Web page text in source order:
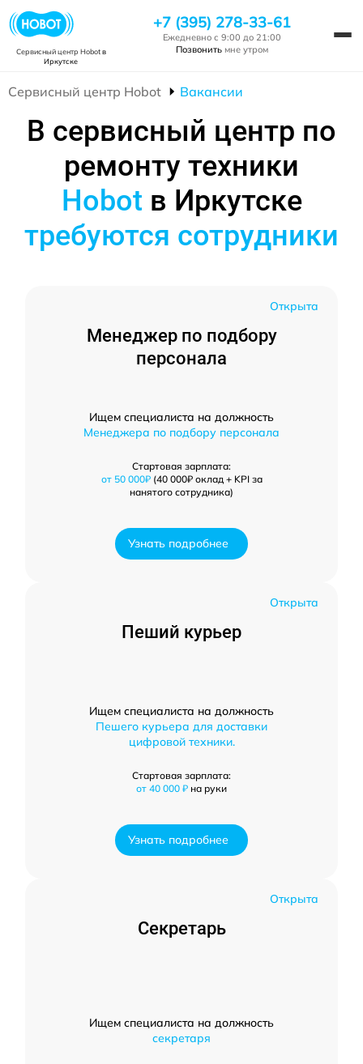
Сервисный центр Hobotв
Иркутске
+7 (395) 278-33-61
Ежедневно с 9:00 до 21:00
Позвонить мне утром
Сервисный центр Hobot Вакансии
В сервисный центр по
ремонту техники
Hobot в Иркутске
требуются сотрудники
Открыта
Менеджер по подбору
персонала
Ищем специалиста на должность
Менеджера по подбору персонала
Стартовая зарплата:
от 50 000₽(40 000₽ оклад + KPI за
нанятого сотрудника)
Узнать подробнее
Открыта
Пеший курьер
Ищем специалиста на должность
Пешего курьера для доставки
цифровой техники.
Стартовая зарплата:
от 40 000 ₽ на руки
Узнать подробнее
Открыта
Секретарь
Ищем специалиста на должность
секретаря